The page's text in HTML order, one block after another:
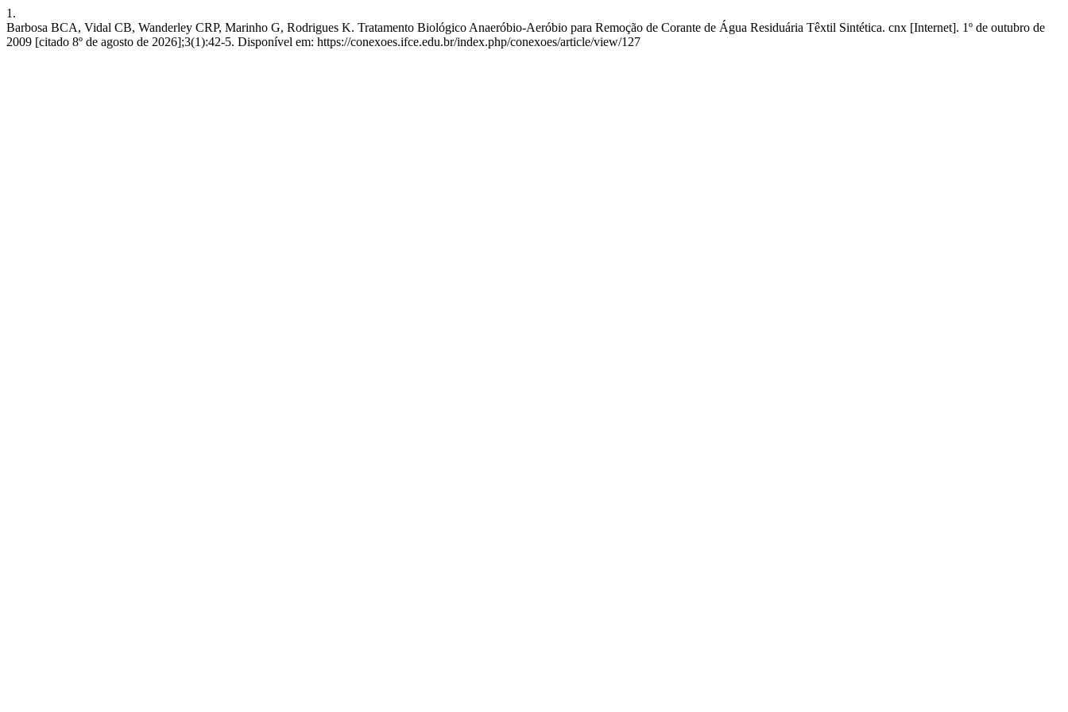
1.
Barbosa BCA, Vidal CB, Wanderley CRP, Marinho G, Rodrigues K. Tratamento Biológico Anaeróbio-Aeróbio para Remoção de Corante de Água Residuária Têxtil Sintética. cnx [Internet]. 1º de outubro de
2009 [citado 8º de agosto de 2026];3(1):42-5. Disponível em: https://conexoes.ifce.edu.br/index.php/conexoes/article/view/127